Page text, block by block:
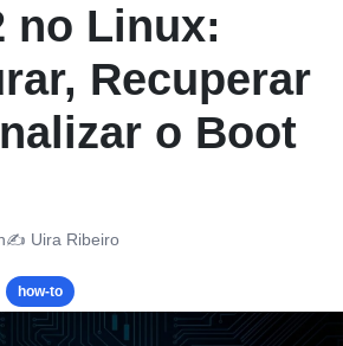
no Linux:
Recuperar
o Boot
✍️ Uira Ribeiro
how-to